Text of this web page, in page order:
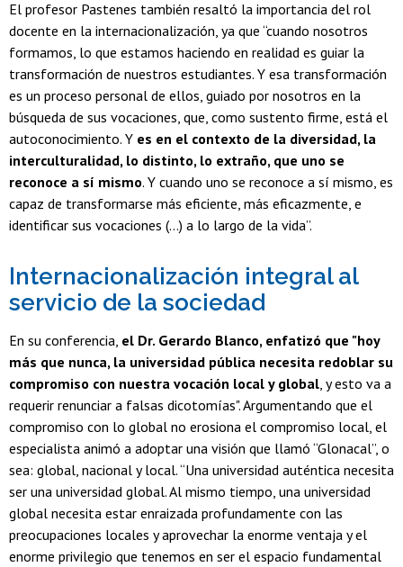
El profesor Pastenes también resaltó la importancia del rol
docente en la internacionalización, ya que “cuando nosotros
formamos, lo que estamos haciendo en realidad es guiar la
transformación de nuestros estudiantes. Y esa transformación
es un proceso personal de ellos, guiado por nosotros en la
búsqueda de sus vocaciones, que, como sustento firme, está el
autoconocimiento. Y es en el contexto de la diversidad, la
interculturalidad, lo distinto, lo extraño, que uno se
reconoce a sí mismo. Y cuando uno se reconoce a sí mismo, es
capaz de transformarse más eficiente, más eficazmente, e
identificar sus vocaciones (...) a lo largo de la vida”.
Internacionalización integral al
servicio de la sociedad
En su conferencia, el Dr. Gerardo Blanco, enfatizó que "hoy
más que nunca, la universidad pública necesita redoblar su
compromiso con nuestra vocación local y global, y esto va a
requerir renunciar a falsas dicotomías". Argumentando que el
compromiso con lo global no erosiona el compromiso local, el
especialista animó a adoptar una visión que llamó “Glonacal”, o
sea: global, nacional y local. “Una universidad auténtica necesita
ser una universidad global. Al mismo tiempo, una universidad
global necesita estar enraizada profundamente con las
preocupaciones locales y aprovechar la enorme ventaja y el
enorme privilegio que tenemos en ser el espacio fundamental